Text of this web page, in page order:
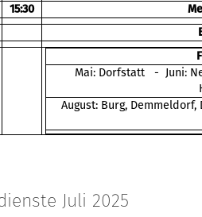
15:30
Mai: Dorfstatt - Juni:
August: Burg,
Juli 2025